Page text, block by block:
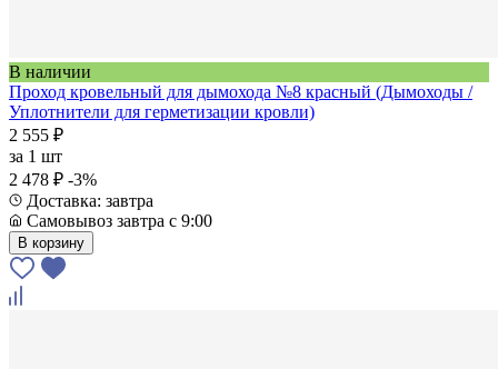
В наличии
Проход кровельный для дымохода №8 красный (Дымоходы /
Уплотнители для герметизации кровли)
2 555 ₽
за 1 шт
2 478 ₽ -3%
Доставка: завтра
Самовывоз завтра с 9:00
В корзину